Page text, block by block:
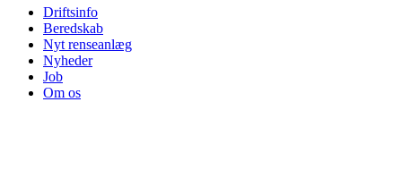
Driftsinfo
Beredskab
Nyt renseanlæg
Nyheder
Job
Om os